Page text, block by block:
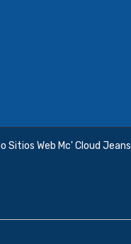
Web Mc' Cloud Jeans